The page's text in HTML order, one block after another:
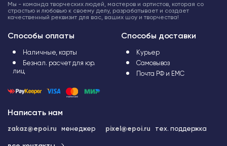
Мы - команда творческих людей, мастеров и артистов, которая со
страстью и любовью к своему делу, разрабатывает и создает
качественный реквизит для вас, ваших шоу и творчества!
Способы оплаты
Наличные, карты
Безнал. расчет для юр.
лиц
Способы доставки
Курьер
Самовывоз
Почта РФ и ЕМС
Написать нам
zakaz@epoi.ru менеджер pixel@epoi.ru тех. поддержка